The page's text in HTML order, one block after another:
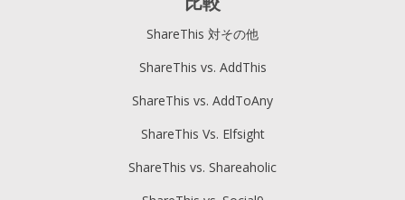
ShareThis 対その他
ShareThis vs. AddThis
ShareThis vs. AddToAny
ShareThis Vs. Elfsight
ShareThis vs. Shareaholic